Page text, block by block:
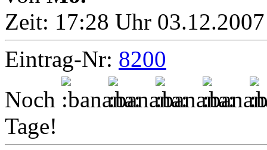
Zeit: 17:28 Uhr
Eintrag-Nr: 8200
Noch
Tage!